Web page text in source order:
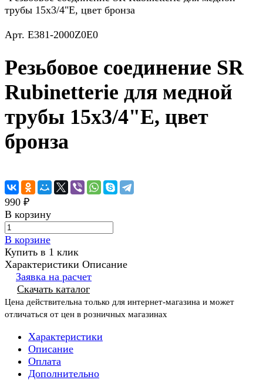
трубы 15х3/4"Е, цвет бронза
Арт. E381-2000Z0E0
Резьбовое соединение SR
Rubinetterie для медной
трубы 15х3/4"Е, цвет
бронза
990 ₽
В корзину
В корзине
Купить в 1 клик
Характеристики Описание
Заявка на расчет
Скачать каталог
Цена действительна только для интернет-магазина и может
отличаться от цен в розничных магазинах
Характеристики
Описание
Оплата
Дополнительно